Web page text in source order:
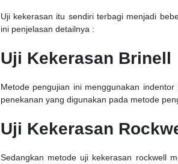
Uji kekerasan itu sendiri terbagi menjadi
ini penjelasan detailnya :
Uji Kekerasan Brinell
Metode pengujian ini menggunakan
penekanan yang digunakan pada metode
Uji Kekerasan
Sedangkan metode uji kekerasan rockwell